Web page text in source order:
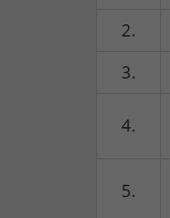
2.
3.
4.
5.